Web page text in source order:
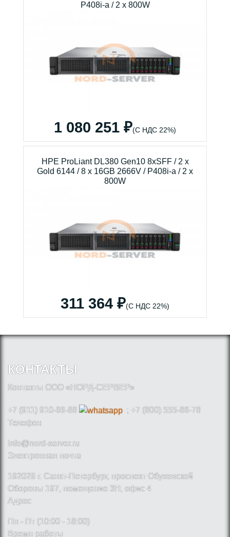
P408i-a / 2 x 800W
1 080 251 ₽(С НДС 22%)
HPE ProLiant DL380 Gen10 8xSFF / 2 x
Gold 6144 / 8 x 16GB 2666V / P408i-a / 2 x
800W
311 364 ₽(С НДС 22%)
КОНТАКТЫ
Контакты ООО «НОРД-СЕРВЕР»
+7 (911) 910-66-88
; +7 (800) 555-86-78
Телефон
info@nord-server.ru
Электронная почта
192029 г. Санкт-Петербург, проспект Обуховской
Обороны 197, помещение 3Н, офис 4
Адрес
Пн - Пт (10:00 - 18:00)
Время работы